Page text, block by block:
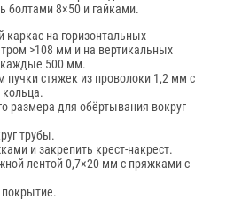
болтами 8×50 и гайками.
каркас на горизонтальных
>108 мм и на вертикальных
каждые 500 мм.
пучки стяжек из проволоки 1,2 мм с
размера для обёртывания вокруг
трубы.
и закрепить крест-накрест.
лентой 0,7×20 мм с пряжками с